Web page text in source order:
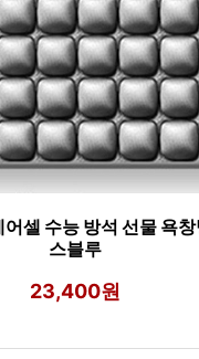
셀 수능 방석 선물 욕
스블루
23,400원